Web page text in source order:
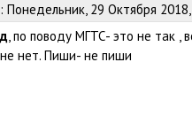
Понедельник, 29 Октября
, по поводу МГТС- это не так ,
нет. Пиши- не пиши